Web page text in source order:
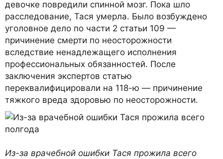
девочке повредили спинной мозг. Пока шло
расследование, Тася умерла. Было возбуждено
уголовное дело по части 2 статьи 109 —
причинение смерти по неосторожности
вследствие ненадлежащего исполнения
профессиональных обязанностей. После
заключения экспертов статью
переквалифицировали на 118-ю — причинение
тяжкого вреда здоровью по неосторожности.
Из-за врачебной ошибки Тася прожила всего